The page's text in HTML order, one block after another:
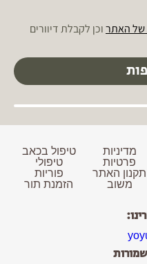
של האתרוכן לקבלת דיוורים
מדיניות
פרטיות
תקנון האתר
משוב
טיפול בכאב
טיפולי
פוריות
הזמנת תור